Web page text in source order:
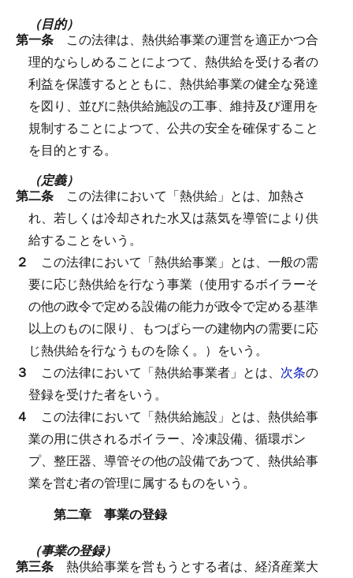
（目的）
第一条 この法律は、熱供給事業の運営を適正かつ合
理的ならしめることによつて、熱供給を受ける者の
利益を保護するとともに、熱供給事業の健全な発達
を図り、並びに熱供給施設の工事、維持及び運用を
規制することによつて、公共の安全を確保すること
を目的とする。
（定義）
第二条 この法律において「熱供給」とは、加熱さ
れ、若しくは冷却された水又は蒸気を導管により供
給することをいう。
２ この法律において「熱供給事業」とは、一般の需
要に応じ熱供給を行なう事業（使用するボイラーそ
の他の政令で定める設備の能力が政令で定める基準
以上のものに限り、もつぱら一の建物内の需要に応
じ熱供給を行なうものを除く。）をいう。
３ この法律において「熱供給事業者」とは、 次条の
登録を受けた者をいう。
４ この法律において「熱供給施設」とは、熱供給事
業の用に供されるボイラー、冷凍設備、循環ポン
プ、整圧器、導管その他の設備であつて、熱供給事
業を営む者の管理に属するものをいう。
第二章 事業の登録
（事業の登録）
第三条 熱供給事業を営もうとする者は、経済産業大